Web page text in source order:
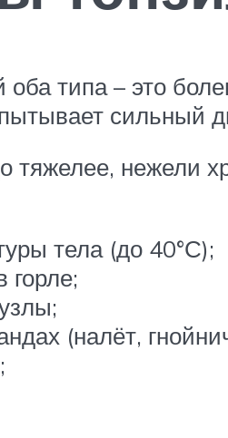
типа – это
сильный
тяжелее,
тела (до 40°С);
горле;
(налёт,